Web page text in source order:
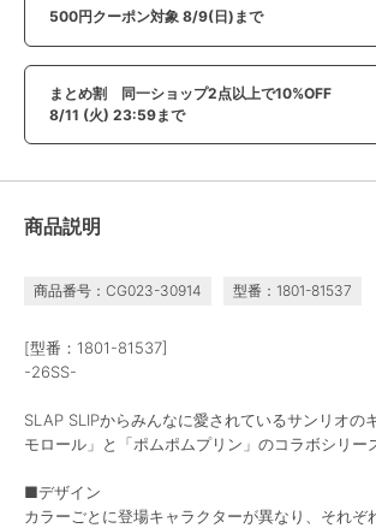
500円クーポン対象 8/9(日)まで
まとめ割 同一ショップ2点以上で10%OFF
8/11 (火) 23:59まで
商品説明
商品番号：CG023-30914 型番：1801-81537
[型番：1801-81537]
-26SS-
SLAP SLIPからみんなに愛されているサンリオの
モロール」と「ポムポムプリン」のコラボシリー
■デザイン
カラーごとに登場キャラクターが異なり、それぞ